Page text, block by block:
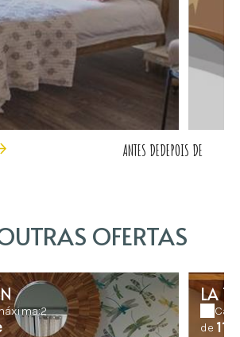
ANTES DEDEPOIS DE
OFERTAS
LA
de